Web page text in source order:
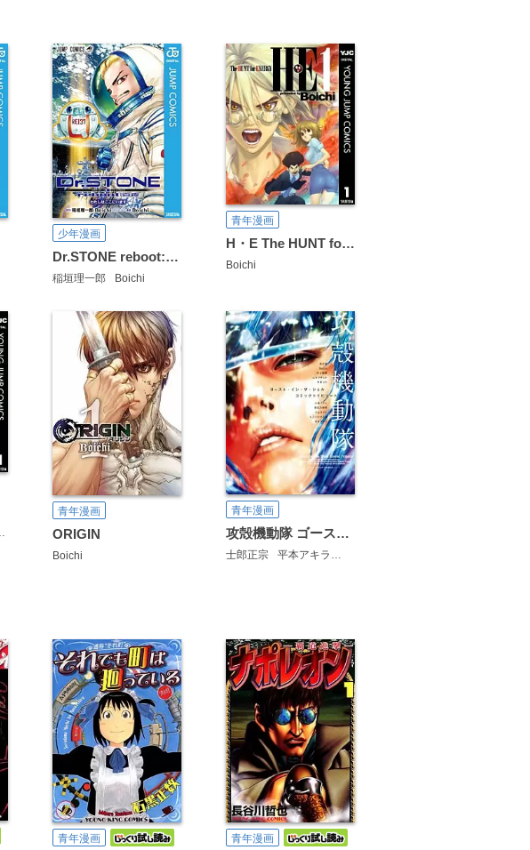
少年漫画
Dr.STONE reboot:百夜
稲垣理一郎 Boichi
青年漫画
H・E The HUNT for ENERGY
Boichi
青年漫画
ORIGIN
Boichi
青年漫画
攻殻機動隊 ゴースト・イン・ザ・シェル コミックトリビュート
士郎正宗 平本アキラ 衣谷遊
青年漫画 青年漫画